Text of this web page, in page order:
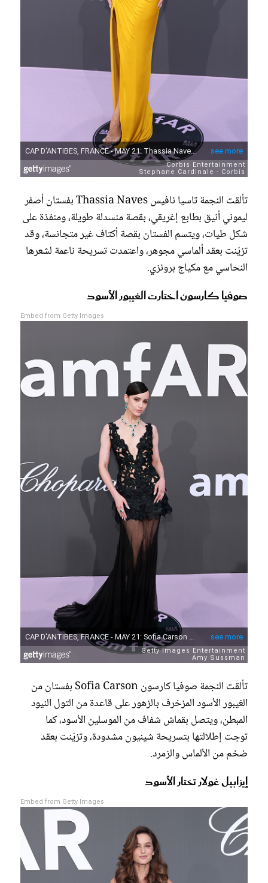
تألقت النجمة تاسيا نافيس Thassia Naves بفستان أصفر
ليموني أنيق بطابع إغريقي، بقصة منسدلة طويلة، ومنفذة على
شكل طيات، ويتسم الفستان بقصة أكتاف غير متجانسة، وقد
تزيّنت بعقد ألماسي مجوهر، واعتمدت تسريحة ناعمة لشعرها
النحاسي مع مكياج برونزي.
صوفيا كارسون اختارت الغيبور الأسود
Embed from Getty Images
تألقت النجمة صوفيا كارسون Sofia Carson بفستان من
الغيبور الأسود المزخرف بالزهور على قاعدة من التول النيود
المبطن، ويتصل بقماش شفاف من الموسلين الأسود، كما
توجت إطلالتها بتسريحة شينيون مشدودة، وتزيّنت بعقد
ضخم من الألماس والزمرد.
إيزابيل غولار تختار الأسود
Embed from Getty Images